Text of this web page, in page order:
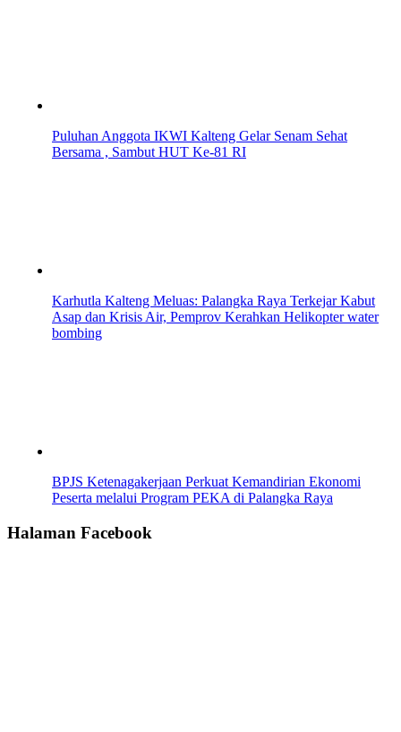
Puluhan Anggota IKWI Kalteng Gelar Senam Sehat
Bersama , Sambut HUT Ke-81 RI
Karhutla Kalteng Meluas: Palangka Raya Terkejar Kabut
Asap dan Krisis Air, Pemprov Kerahkan Helikopter water
bombing
BPJS Ketenagakerjaan Perkuat Kemandirian Ekonomi
Peserta melalui Program PEKA di Palangka Raya
Halaman Facebook